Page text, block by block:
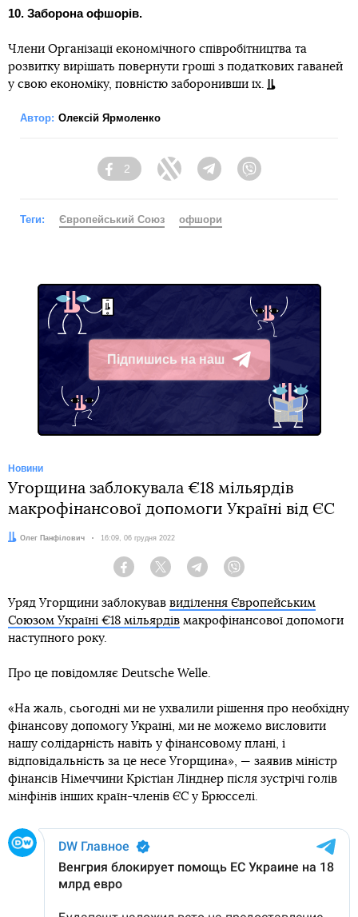
10. Заборона офшорів.
Члени Організації економічного співробітництва та
розвитку вирішать повернути гроші з податкових гаваней
у свою економіку, повністю заборонивши їх.
Автор: Олексій Ярмоленко
Facebook
2
Twitter TelegramViber
Теги: Європейський Союз офшори
Підпишись на наш
Telegram
Новини
Угорщина заблокувала €18 мільярдів
макрофінансової допомоги Україні від ЄС
Автор:
Олег Панфілович Дата:
16:09, 06 грудня 2022
Facebook Twitter Telegram
Уряд Угорщини заблокував виділення Європейським
Союзом Україні €18 мільярдів макрофінансової допомоги
наступного року.
Про це повідомляє Deutsche Welle.
«На жаль, сьогодні ми не ухвалили рішення про необхідну
фінансову допомогу Україні, ми не можемо висловити
нашу солідарність навіть у фінансовому плані, і
відповідальність за це несе Угорщина», — заявив міністр
фінансів Німеччини Крістіан Лінднер після зустрічі голів
мінфінів інших країн-членів ЄС у Брюсселі.